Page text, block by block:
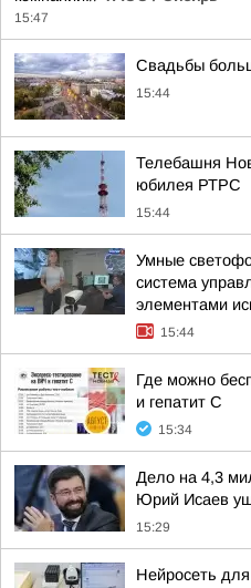
15:47
Свадьбы
15:44
Телебашня
юбилея РТРС
15:44
Умные
система
элементами
15:44
Где можно
и гепатит С
15:34
Дело на 4,3
Юрий Исаев
15:29
Нейросеть для